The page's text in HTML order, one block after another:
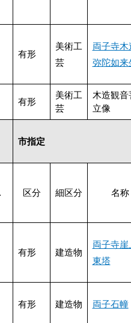
有形
美術工
芸
両子寺木
弥陀如来
有形
美術工
芸
木造観音
立像
市指定
区分 細区分 名称
有形 建造物
両子寺崖
東塔
有形 建造物 両子石幢